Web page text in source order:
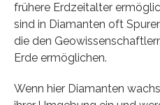
frühere Erdzeitalter
sind in Diamanten oft
die den
Erde ermöglichen.
Wenn hier Diamanten